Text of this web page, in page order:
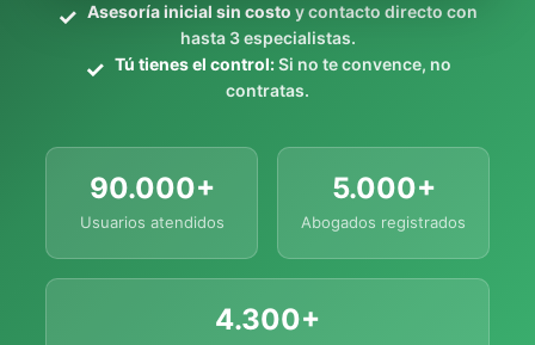
Asesoría inicial sin costo y contacto directo con
hasta 3 especialistas.
Tú tienes el control:Si no te convence, no
contratas.
90.000+
Usuarios atendidos
5.000+
Abogados registrados
4.300+